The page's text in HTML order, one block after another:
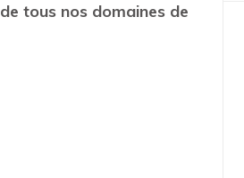
tous nos domaines de